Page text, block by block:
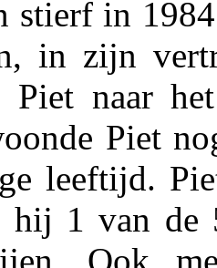
stierf in
in zijn
Piet naar
Piet
leeftijd.
1 van de
Ook